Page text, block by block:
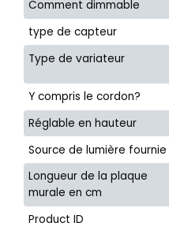
Comment dimmable
type de capteur
Type de variateur
Y compris le cordon?
Réglable en hauteur
Source de lumière fournie
Longueur de la plaque
murale en cm
Product ID